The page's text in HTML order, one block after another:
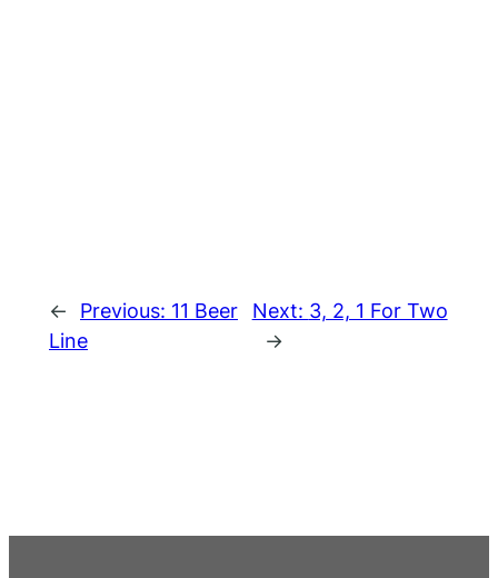
← Previous: 11 Beer
Line
Next: 3, 2, 1 For Two
→